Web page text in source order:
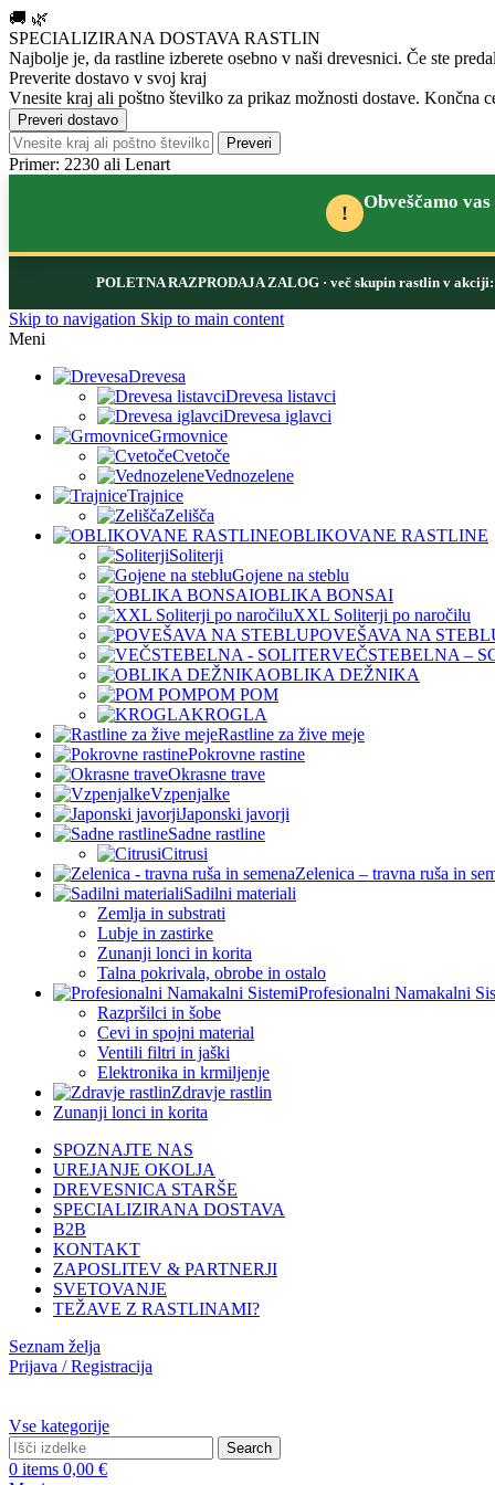
🚚 🌿
SPECIALIZIRANA DOSTAVA RASTLIN
Najbolje je, da rastline izberete osebno v naši drevesnici. Če ste
Preverite dostavo v svoj kraj
Vnesite kraj ali poštno številko za prikaz možnosti dostave. Končna
Preveri dostavo
Preveri
Primer: 2230 ali Lenart
! Obveščamo
POLETNA RAZPRODAJA ZALOG· več skupin rastlin v
Skip to navigation Skip to main content
Meni
Drevesa
Drevesa listavci
Drevesa iglavci
Grmovnice
Cvetoče
Vednozelene
Trajnice
Zelišča
OBLIKOVANE RASTLINE
Soliterji
Gojene na steblu
OBLIKA BONSAI
XXL Soliterji po naročilu
POVEŠAVA NA
VEČSTEBELNA –
OBLIKA DEŽNIKA
POM POM
KROGLA
Rastline za žive meje
Pokrovne rastine
Okrasne trave
Vzpenjalke
Japonski javorji
Sadne rastline
Citrusi
Zelenica – travna ruša in
Sadilni materiali
Zemlja in substrati
Lubje in zastirke
Zunanji lonci in korita
Talna pokrivala, obrobe in ostalo
Profesionalni Namakalni
Razpršilci in šobe
Cevi in spojni material
Ventili filtri in jaški
Elektronika in krmiljenje
Zdravje rastlin
Zunanji lonci in korita
SPOZNAJTE NAS
UREJANJE OKOLJA
DREVESNICA STARŠE
SPECIALIZIRANA DOSTAVA
B2B
KONTAKT
ZAPOSLITEV & PARTNERJI
SVETOVANJE
TEŽAVE Z RASTLINAMI?
Seznam želja
Prijava / Registracija
Vse kategorije
Search
0 items 0,00 €